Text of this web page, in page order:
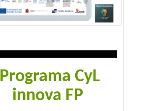
Programa CyL
innova FP